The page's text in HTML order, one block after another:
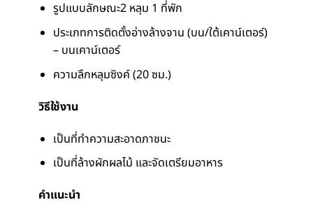
รูปแบบลักษณะ2 หลุม 1 ที่พัก
ประเภทการติดตั้งอ่างล้างจาน (บน/ใต้เคาน์เตอร์)
– บนเคาน์เตอร์
ความลึกหลุมซิงค์ (20 ซม.)
วิธีใช้งาน
เป็นที่ทำความสะอาดภาชนะ
เป็นที่ล้างผักผลไม้ และจัดเตรียมอาหาร
คำแนะนำ